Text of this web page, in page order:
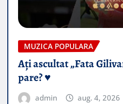
MUZICA POPULARA
Ați ascultat „Fata
pare? ♥️
admin aug. 4, 2026